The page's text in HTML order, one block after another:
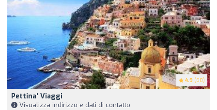
4.9 (60)
Pettina' Viaggi
Visualizza indirizzo e dati di contatto